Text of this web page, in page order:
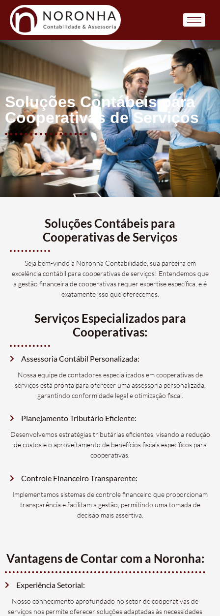
Soluções Contábeis para
Cooperativas de Serviços
Soluções Contábeis para
Cooperativas de Serviços
Seja bem-vindo à Noronha Contabilidade, sua parceira em
excelência contábil para cooperativas de serviços! Entendemos que
a gestão financeira de cooperativas requer expertise específica, e é
exatamente isso que oferecemos.
Serviços Especializados para
Cooperativas:
Assessoria Contábil Personalizada:
Nossa equipe de contadores especializados em cooperativas de
serviços está pronta para oferecer uma assessoria personalizada,
garantindo conformidade legal e otimização fiscal.
Planejamento Tributário Eficiente:
Desenvolvemos estratégias tributárias eficientes, visando a redução
de custos e o aproveitamento de benefícios fiscais específicos para
cooperativas.
Controle Financeiro Transparente:
Implementamos sistemas de controle financeiro que proporcionam
transparência e facilitam a gestão, permitindo uma tomada de
decisão mais assertiva.
Vantagens de Contar com a Noronha:
Experiência Setorial:
Nosso conhecimento aprofundado no setor de cooperativas de
serviços nos permite oferecer soluções adaptadas às necessidades